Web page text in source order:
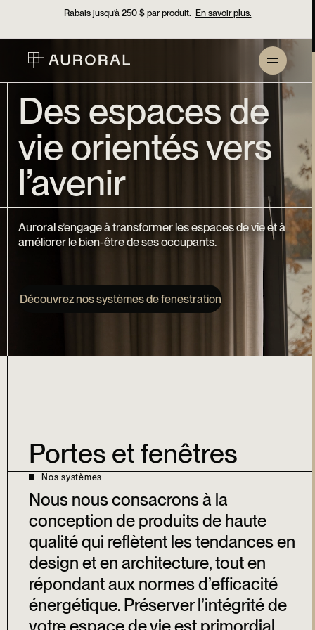
accessibility.skipToMainRabais jusqu’à 250 $ par produit. En savoir plus.
Des espaces de
vie orientés vers
l’avenir
Auroral s’engage à transformer les espaces de vie et à
améliorer le bien-être de ses occupants.
Découvrez nos systèmes de fenestration
Portes et fenêtres
Nos systèmes
Nous nous consacrons à la
conception de produits de haute
qualité qui reflètent les tendances en
design et en architecture, tout en
répondant aux normes d’efficacité
énergétique. Préserver l’intégrité de
votre espace de vie est primordial